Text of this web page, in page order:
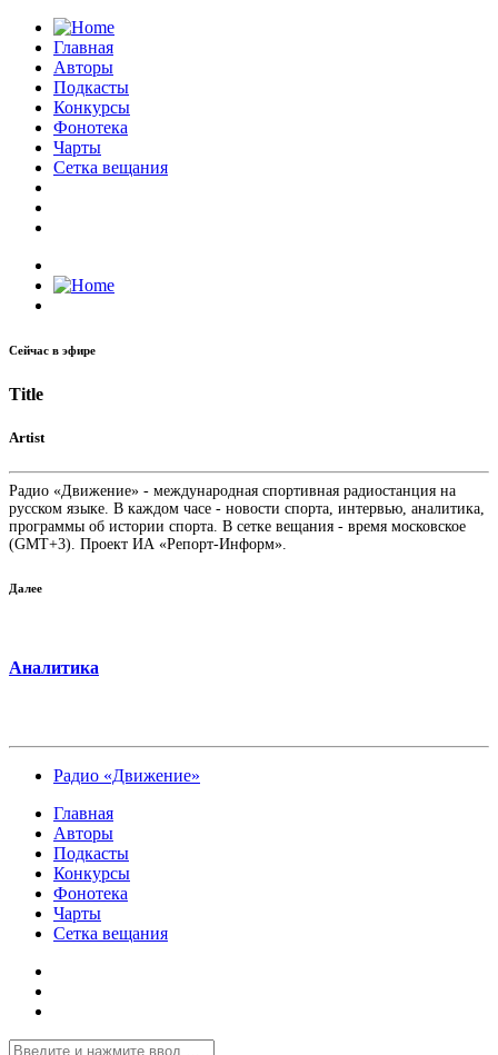
Главная
Авторы
Подкасты
Конкурсы
Фонотека
Чарты
Сетка вещания
Сейчас в эфире
Title
Artist
Радио «Движение» - международная спортивная радиостанция на
русском языке. В каждом часе - новости спорта, интервью, аналитика,
программы об истории спорта. В сетке вещания - время московское
(GMT+3). Проект ИА «Репорт-Информ».
Далее
Аналитика
Радио «Движение»
Главная
Авторы
Подкасты
Конкурсы
Фонотека
Чарты
Сетка вещания